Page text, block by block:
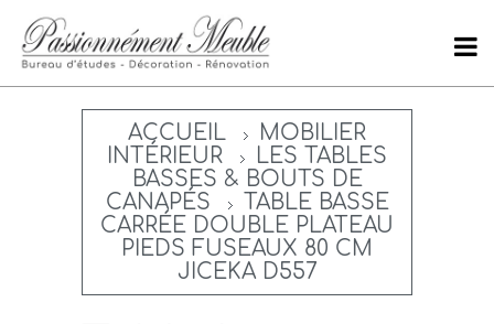
ACCUEIL
MOBILIER
INTÉRIEUR
LES TABLES
BASSES & BOUTS DE
CANAPÉS
TABLE BASSE
CARRÉE DOUBLE PLATEAU
PIEDS FUSEAUX 80 CM
JICEKA D557